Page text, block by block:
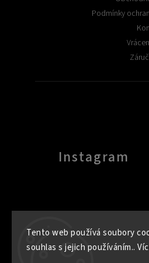
Tento web používá soubory
souhlas s jejich používáním..
Podmínky
Instagram